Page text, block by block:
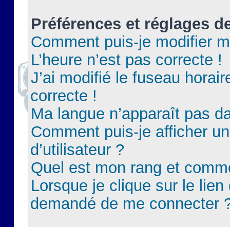
Préférences et réglages
Comment puis-je modifier
L’heure n’est pas correcte !
J’ai modifié le fuseau
correcte !
Ma langue n’apparaît pas
Comment puis-je afficher
d’utilisateur ?
Quel est mon rang et
Lorsque je clique sur le lien
demandé de me connecter